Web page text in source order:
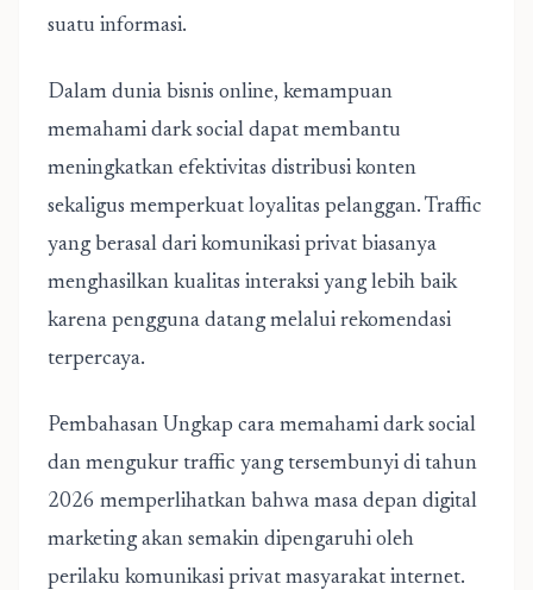
suatu informasi.
Dalam dunia bisnis online, kemampuan
memahami dark social dapat membantu
meningkatkan efektivitas distribusi konten
sekaligus memperkuat loyalitas pelanggan. Traffic
yang berasal dari komunikasi privat biasanya
menghasilkan kualitas interaksi yang lebih baik
karena pengguna datang melalui rekomendasi
terpercaya.
Pembahasan Ungkap cara memahami dark social
dan mengukur traffic yang tersembunyi di tahun
2026 memperlihatkan bahwa masa depan digital
marketing akan semakin dipengaruhi oleh
perilaku komunikasi privat masyarakat internet.